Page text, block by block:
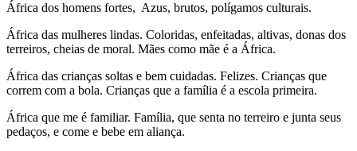
África dos homens fortes, Azus, brutos, polígamos culturais.
África das mulheres lindas. Coloridas, enfeitadas, altivas, donas dos
terreiros, cheias de moral. Mães como mãe é a África.
África das crianças soltas e bem cuidadas. Felizes. Crianças que
correm com a bola. Crianças que a família é a escola primeira.
África que me é familiar. Família, que senta no terreiro e junta seus
pedaços, e come e bebe em aliança.